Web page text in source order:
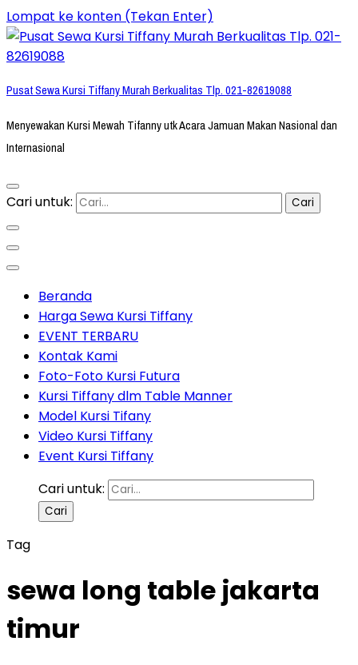
Lompat ke konten (Tekan Enter)
Pusat Sewa Kursi Tiffany Murah Berkualitas Tlp. 021-82619088
Menyewakan Kursi Mewah Tifanny utk Acara Jamuan Makan Nasional dan
Internasional
Cari untuk:
Beranda
Harga Sewa Kursi Tiffany
EVENT TERBARU
Kontak Kami
Foto-Foto Kursi Futura
Kursi Tiffany dlm Table Manner
Model Kursi Tifany
Video Kursi Tiffany
Event Kursi Tiffany
Cari untuk:
Tag
sewa long table jakarta
timur